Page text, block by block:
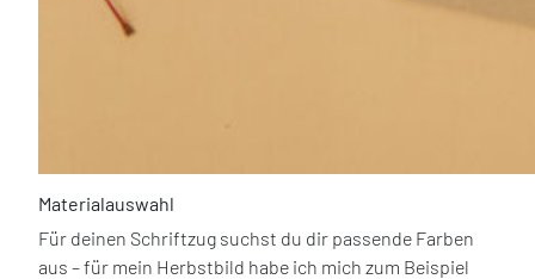
Materialauswahl
Für deinen Schriftzug suchst du dir passende Farben
aus – für mein Herbstbild habe ich mich zum Beispiel